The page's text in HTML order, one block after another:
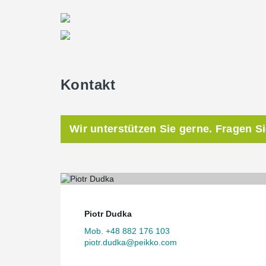
Kontakt
Wir unterstützen Sie gerne. Fragen
Piotr Dudka
Mob. +48 882 176 103
piotr.dudka@peikko.com